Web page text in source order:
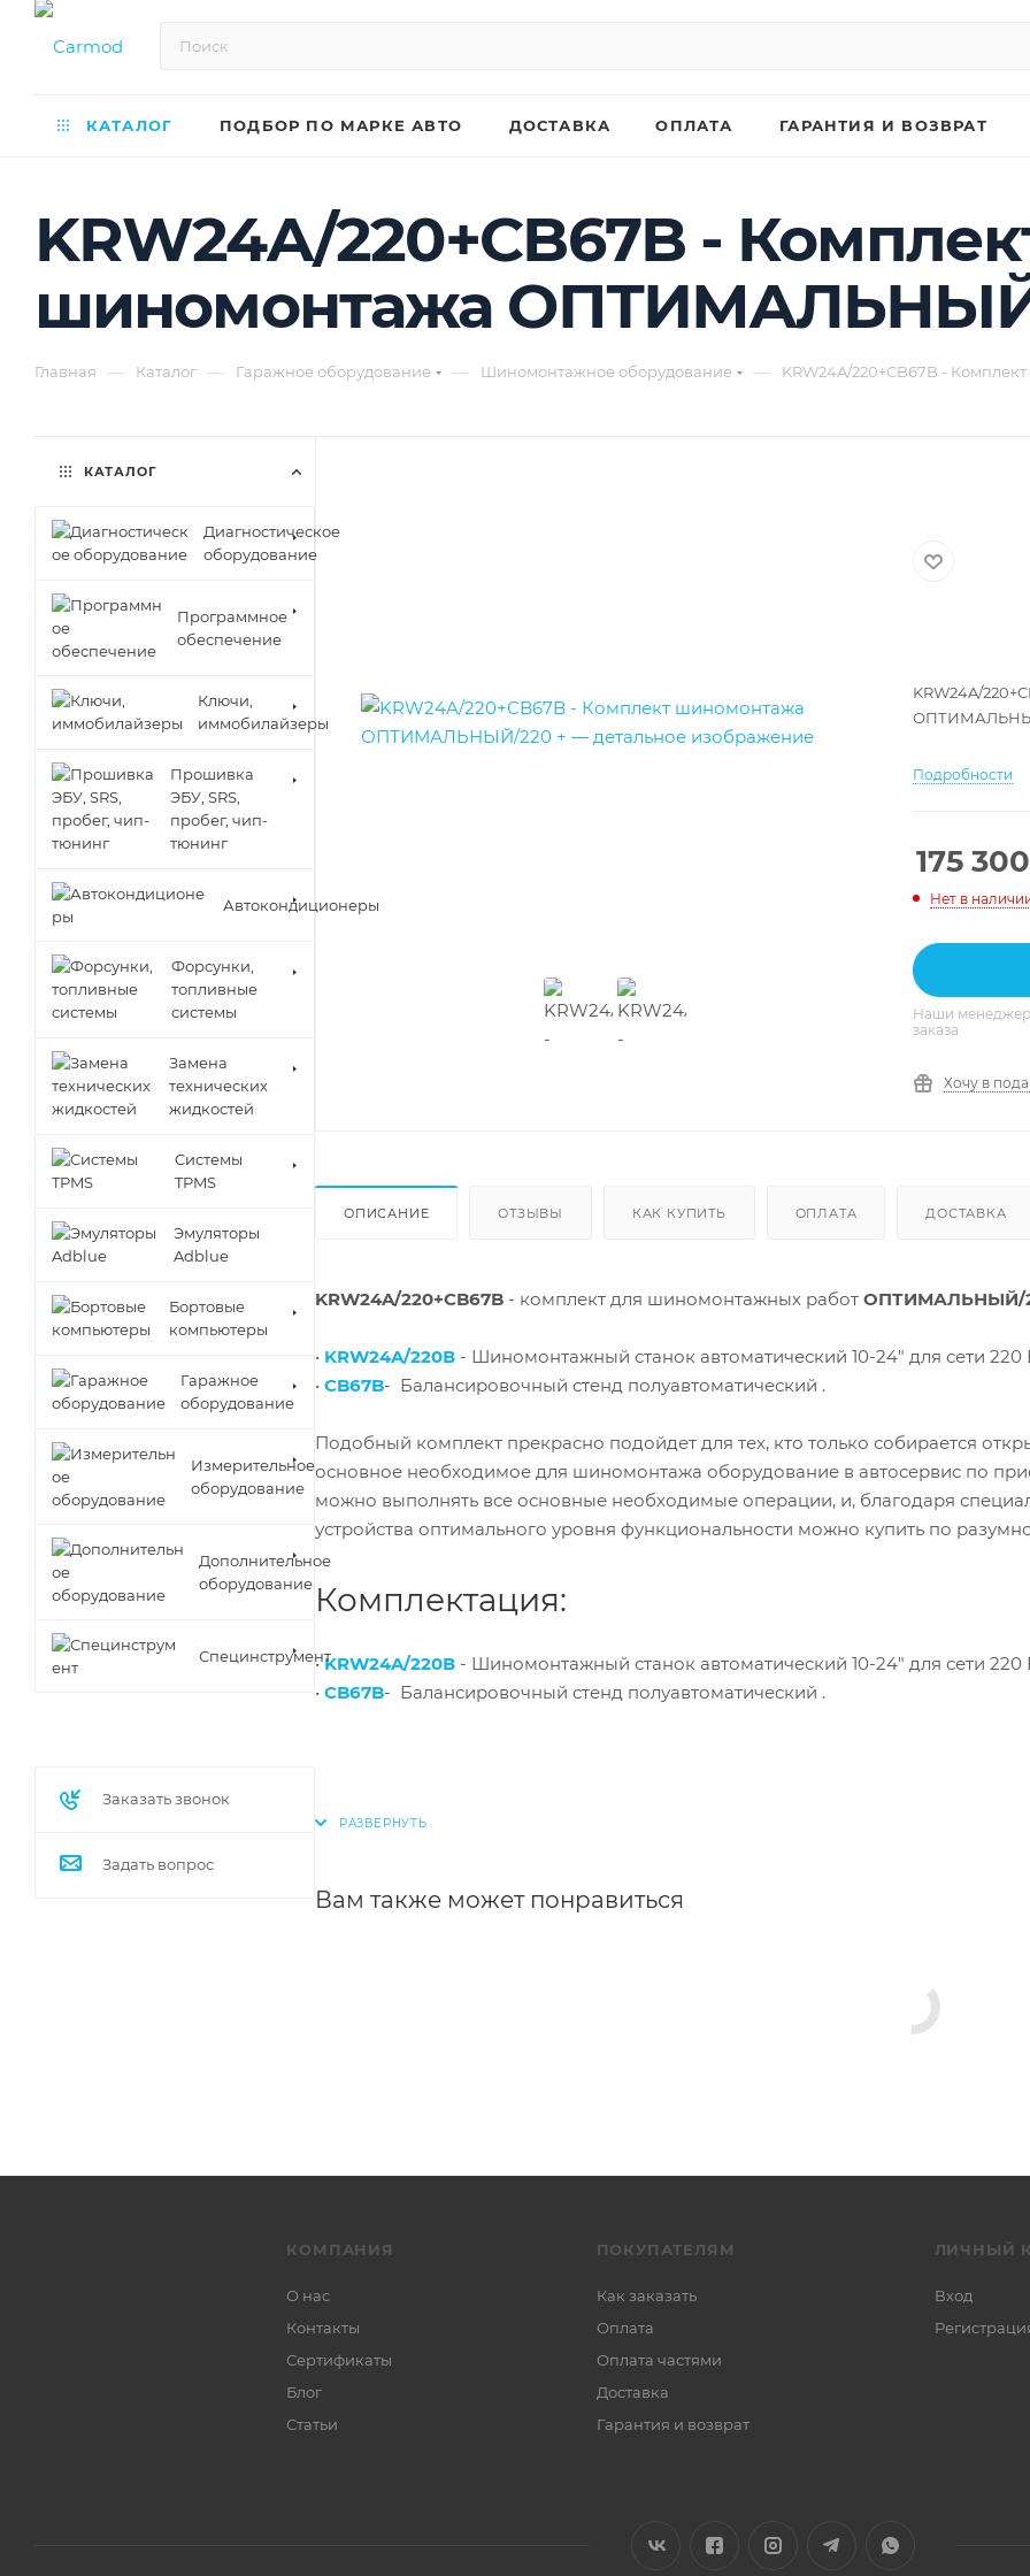
КАТАЛОГ ПОДБОР ПО МАРКЕ АВТО ДОСТАВКА ОПЛАТА ГАРАНТИЯ И ВОЗВРАТ
KRW24A/220+CB67B -
шиномонтажа
Главная — Каталог — Гаражное оборудование — Шиномонтажное оборудование — KRW24A/220+CB67B -
KRW24A/
Подробности
175 300
Нет в
Наши
заказа
Хочу в
ОПИСАНИЕ ОТЗЫВЫ КАК КУПИТЬ ОПЛАТА ДОСТАВКА
KRW24A/220+CB67B - комплект для шиномонтажных работ ОПТИМАЛЬНЫЙ/
• KRW24A/220В - Шиномонтажный станок автоматический 10-24" для сети 220
• CB67B- Балансировочный стенд полуавтоматический .
Подобный комплект прекрасно подойдет для тех, кто только собирается
основное необходимое для шиномонтажа оборудование в автосервис по
можно выполнять все основные необходимые операции, и, благодаря
устройства оптимального уровня функциональности можно купить по
Комплектация:
•KRW24A/220В - Шиномонтажный станок автоматический 10-24" для сети 220
• CB67B- Балансировочный стенд полуавтоматический .
Вам также может понравиться
КАТАЛОГ
Диагностическое
оборудование
Программное
обеспечение
Ключи,
иммобилайзеры
Прошивка
ЭБУ, SRS,
пробег, чип-
тюнинг
Автокондиционеры
Форсунки,
топливные
системы
Замена
технических
жидкостей
Cистемы
TPMS
Эмуляторы
Adblue
Бортовые
компьютеры
Гаражное
оборудование
Измерительное
оборудование
Дополнительное
оборудование
Специнструмент
Заказать звонок
Задать вопрос
КОМПАНИЯ
О нас
Контакты
Сертификаты
Блог
Статьи
ПОКУПАТЕЛЯМ
Как заказать
Оплата
Оплата частями
Доставка
Гарантия и возврат
ЛИЧНЫЙ
Вход